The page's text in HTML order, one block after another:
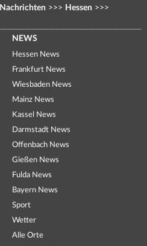
Nachrichten >>> Hessen >>>
NEWS
Hessen News
Frankfurt News
Wiesbaden News
Mainz News
Kassel News
Darmstadt News
Offenbach News
Gießen News
Fulda News
Bayern News
Sport
Wetter
Alle Orte